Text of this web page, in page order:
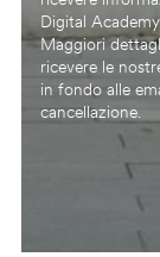
Digital
Maggiori
ricevere le
in fondo alle
cancellazione.